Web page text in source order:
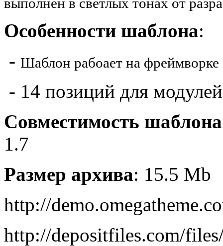
Особенности шаблона:
- Шаблон рабоает на
- 14 позиций для модулей
Совместимость шаблона
1.7
Размер архива: 15.5 Mb
http://
http://depositfiles.com/